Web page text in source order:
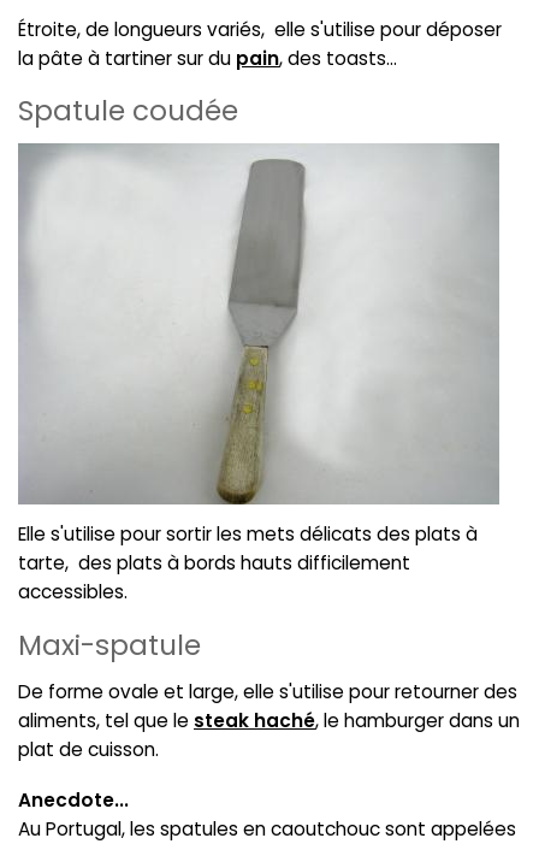
Étroite, de longueurs variés, elle s'utilise pour déposer
la pâte à tartiner sur du pain, des toasts...
Spatule coudée
Elle s'utilise pour sortir les mets délicats des plats à
tarte, des plats à bords hauts difficilement
accessibles.
Maxi-spatule
De forme ovale et large, elle s'utilise pour retourner des
aliments, tel que le steak haché, le hamburger dans un
plat de cuisson.
Anecdote...
Au Portugal, les spatules en caoutchouc sont appelées